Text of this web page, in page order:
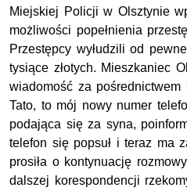
Miejskiej Policji w Olsztynie
możliwości popełnienia
Przestępcy wyłudzili od
tysiące złotych. Mieszkaniec
wiadomość za pośrednictwem
Tato, to mój nowy numer
podająca się za syna,
telefon się popsuł i teraz ma
prosiła o kontynuację
dalszej korespondencji